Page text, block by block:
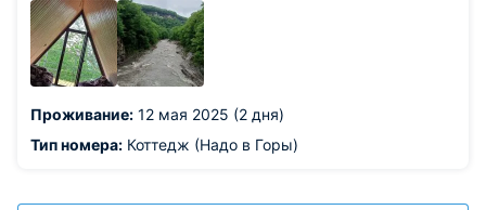
Проживание: 12 мая 2025 (2 дня)
Тип номера: Коттедж (Надо в Горы)